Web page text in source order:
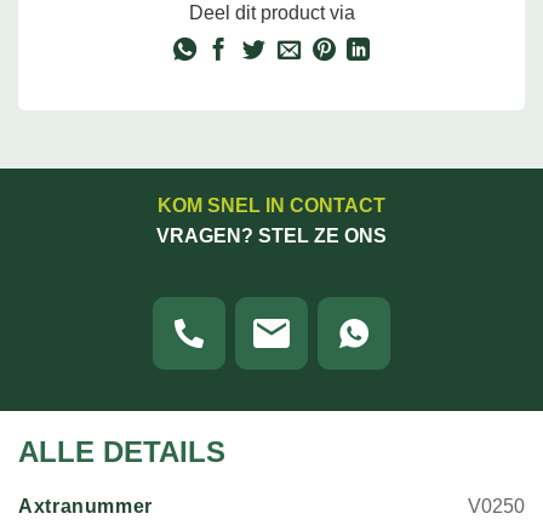
Deel dit product via
KOM SNEL IN CONTACT
VRAGEN? STEL ZE ONS
ALLE DETAILS
Axtranummer V0250